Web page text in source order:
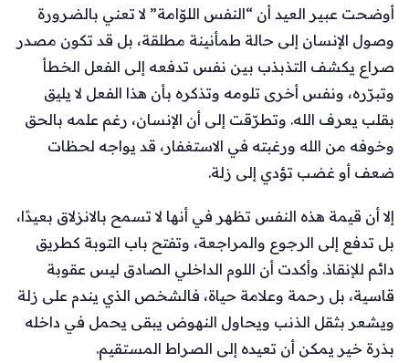
أوضحت عبير العيد أن “النفس اللوّامة” لا تعني بالضرورة
وصول الإنسان إلى حالة طمأنينة مطلقة، بل قد تكون مصدر
صراع يكشف التذبذب بين نفس تدفعه إلى الفعل الخطأ
وتبرّره، ونفس أخرى تلومه وتذكره بأن هذا الفعل لا يليق
بقلب يعرف الله. وتطرّقت إلى أن الإنسان، رغم علمه بالحق
وخوفه من الله ورغبته في الاستغفار، قد يواجه لحظات
ضعف أو غضب تؤدي إلى زلة.
إلا أن قيمة هذه النفس تظهر في أنها لا تسمح بالانزلاق بعيدًا،
بل تدفع إلى الرجوع والمراجعة، وتفتح باب التوبة كطريق
دائم للإنقاذ. وأكدت أن اللوم الداخلي الصادق ليس عقوبة
قاسية، بل رحمة وعلامة حياة، فالشخص الذي يندم على زلة
ويشعر بثقل الذنب ويحاول النهوض يبقى يحمل في داخله
بذرة خير يمكن أن تعيده إلى الصراط المستقيم.